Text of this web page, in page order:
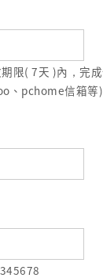
限( 7天 )內，完
pchome信箱